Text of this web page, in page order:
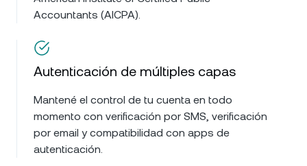
Accountants (AICPA).
Autenticación de múltiples capas
Mantené el control de tu cuenta en todo
momento con verificación por SMS, verificación
por email y compatibilidad con apps de
autenticación.